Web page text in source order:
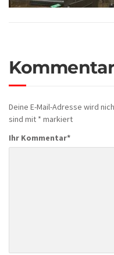
Deine E-Mail-Adresse wird
sind mit * markiert
Ihr Kommentar*